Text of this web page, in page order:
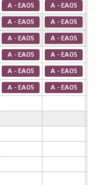
A - EA05 A - EA05
A - EA05 A - EA05
A - EA05 A - EA05
A - EA05 A - EA05
A - EA05 A - EA05
A - EA05 A - EA05